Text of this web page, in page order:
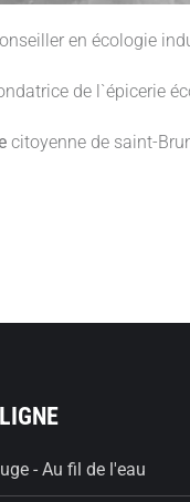
en écologie
de l`épicerie
citoyenne de saint-
- Au fil de l'eau